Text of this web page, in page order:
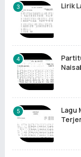
Lirik
Lagu